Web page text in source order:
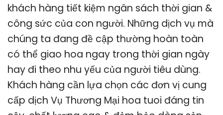
khách hàng tiết kiệm ngân sách thời gian &
công sức của con người. Những dịch vụ mà
chúng ta đang đề cập thường hoàn toàn
có thể giao hoa ngay trong thời gian ngày
hay đi theo nhu yếu của người tiêu dùng.
Khách hàng cần lựa chọn các đơn vị cung
cấp dịch Vụ Thương Mại hoa tuoi đáng tin